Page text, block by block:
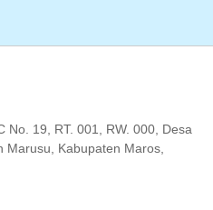
No. 19, RT. 001, RW. 000, Desa
Marusu, Kabupaten Maros,